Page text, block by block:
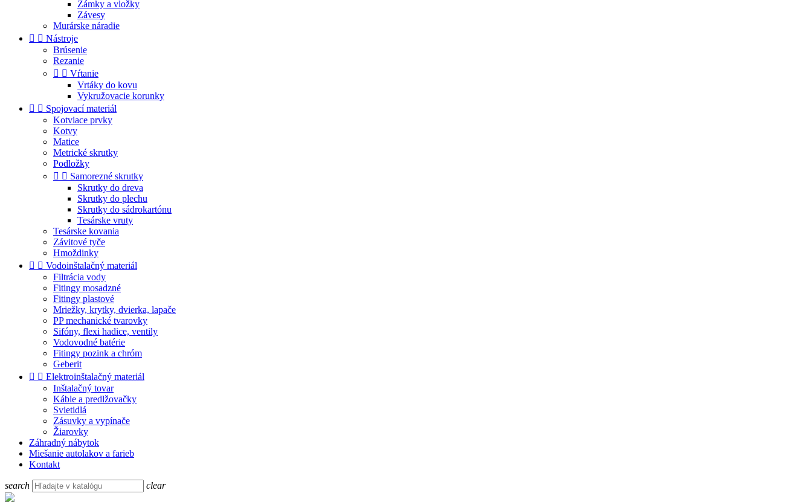
Zámky a vložky
Závesy
Murárske náradie
  Nástroje
Brúsenie
Rezanie
  Vŕtanie
Vrtáky do kovu
Vykružovacie korunky
  Spojovací materiál
Kotviace prvky
Kotvy
Matice
Metrické skrutky
Podložky
  Samorezné skrutky
Skrutky do dreva
Skrutky do plechu
Skrutky do sádrokartónu
Tesárske vruty
Tesárske kovania
Závitové tyče
Hmoždinky
  Vodoinštalačný materiál
Filtrácia vody
Fitingy mosadzné
Fitingy plastové
Mriežky, krytky, dvierka, lapače
PP mechanické tvarovky
Sifóny, flexi hadice, ventily
Vodovodné batérie
Fitingy pozink a chróm
Geberit
  Elektroinštalačný materiál
Inštalačný tovar
Káble a predlžovačky
Svietidlá
Zásuvky a vypínače
Žiarovky
Záhradný nábytok
Miešanie autolakov a farieb
Kontakt
search clear